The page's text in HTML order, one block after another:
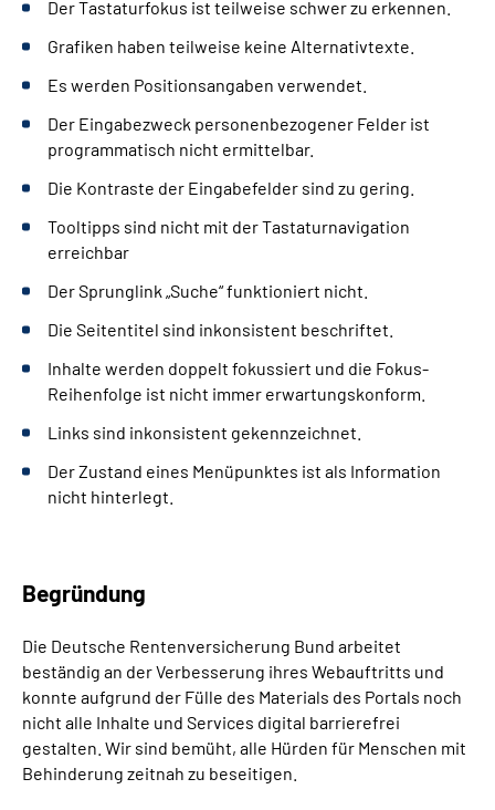
Der Tastaturfokus ist teilweise schwer zu erkennen.
Grafiken haben teilweise keine Alternativtexte.
Es werden Positionsangaben verwendet.
Der Eingabezweck personenbezogener Felder ist
programmatisch nicht ermittelbar.
Die Kontraste der Eingabefelder sind zu gering.
Tooltipps sind nicht mit der Tastaturnavigation
erreichbar
Der Sprunglink „Suche“ funktioniert nicht.
Die Seitentitel sind inkonsistent beschriftet.
Inhalte werden doppelt fokussiert und die Fokus-
Reihenfolge ist nicht immer erwartungskonform.
Links sind inkonsistent gekennzeichnet.
Der Zustand eines Menüpunktes ist als Information
nicht hinterlegt.
Begründung
Die Deutsche Rentenversicherung Bund arbeitet
beständig an der Verbesserung ihres Webauftritts und
konnte aufgrund der Fülle des Materials des Portals noch
nicht alle Inhalte und Services digital barrierefrei
gestalten. Wir sind bemüht, alle Hürden für Menschen mit
Behinderung zeitnah zu beseitigen.